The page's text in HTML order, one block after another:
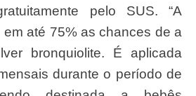
pelo SUS. “A
até 75% as chances de a
bronquiolite. É aplicada
durante o período de